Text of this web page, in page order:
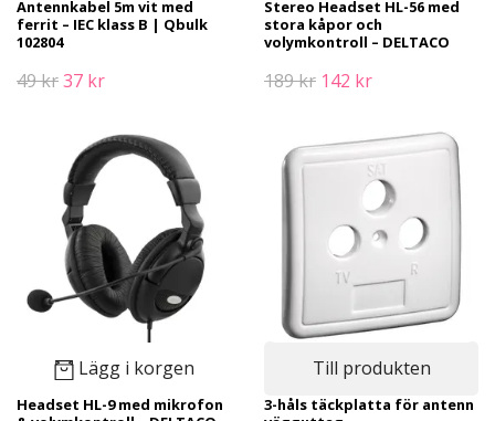
Antennkabel 5m vit med
ferrit – IEC klass B | Qbulk
102804
49 kr37 kr
Stereo Headset HL-56 med
stora kåpor och
volymkontroll – DELTACO
189 kr 142 kr
Lägg i korgen
Headset HL-9 med mikrofon
Till produkten
3-håls täckplatta för antenn